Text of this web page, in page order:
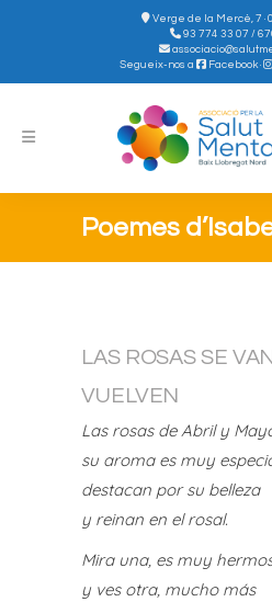
Verge de la Mercè, 7 ·
93 774 33 07 /
Segueix-nos a
Facebook·
Poemes
LAS ROSAS SE
VUELVEN
Las rosas de Abril y
su aroma es muy
destacan por su belleza
y reinan en el rosal.
Mira una, es muy
y ves otra, mucho más